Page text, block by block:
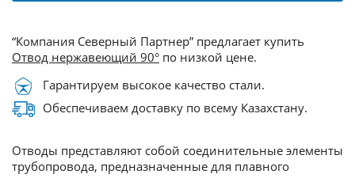
“Компания Северный Партнер” предлагает купить
Отвод нержавеющий 90° по низкой цене.
Гарантируем высокое качество стали.
Обеспечиваем доставку по всему Казахстану.
Отводы представляют собой соединительные элементы
трубопровода, предназначенные для плавного